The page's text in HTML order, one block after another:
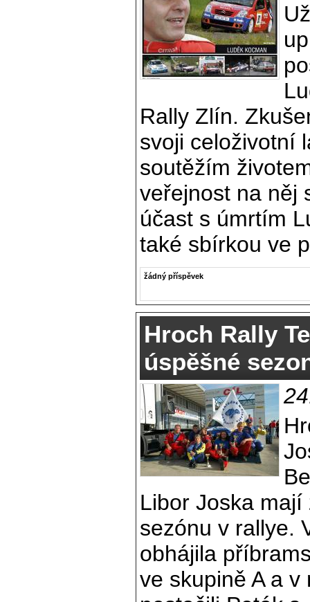
Rally Zlín.
svoji celoživotní
soutěžím
veřejnost na něj
účast s úmrtím
také sbírkou ve
žádný příspěvek
Hroch Rally
úspěšné
Libor Joska
sezónu v rallye.
obhájila
ve skupině A a